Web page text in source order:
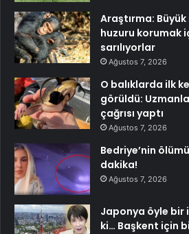
Araştırma:
huzuru korumak
sarılıyorlar
Ağustos 7, 2026
O balıklarda ilk
görüldü:
çağrısı yaptı
Ağustos 7, 2026
Bedriye’nin
dakika!
Ağustos 7, 2026
Japonya öyle bir
ki… Başkent için